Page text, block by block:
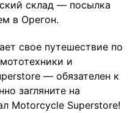
склад — посылка
в Орегон.
свое путешествие по
и
— обязателен к
загляните на
Motorcycle Superstore!